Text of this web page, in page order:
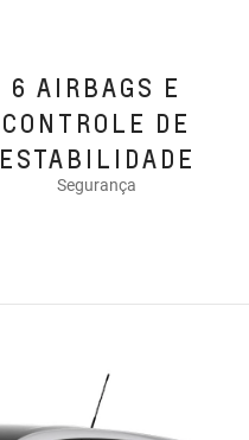
6 AIRBAGS E
CONTROLE DE
ESTABILIDADE
Segurança